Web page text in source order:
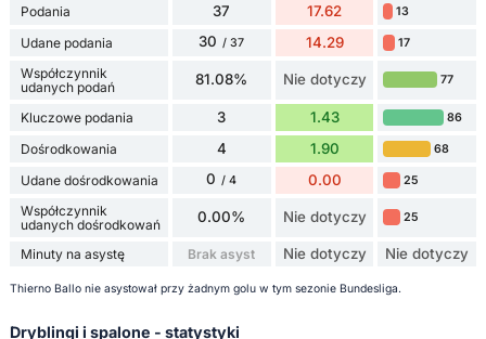
Podania 37 17.62 13
Udane podania 30 / 37 14.29 17
Współczynnik
udanych podań
81.08% Nie dotyczy 77
Kluczowe podania 3 1.43 86
Dośrodkowania 4 1.90 68
Udane dośrodkowania 0 / 4 0.00 25
Współczynnik
udanych dośrodkowań
0.00% Nie dotyczy 25
Minuty na asystę Brak asyst Nie dotyczy Nie dotyczy
Thierno Ballo nie asystował przy żadnym golu w tym sezonie Bundesliga.
Dryblingi i spalone - statystyki